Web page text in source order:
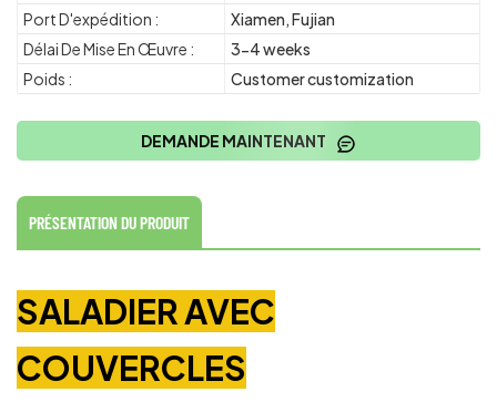
Port D'expédition :
Xiamen, Fujian
Délai De Mise En Œuvre :
3-4 weeks
Poids :
Customer customization
DEMANDE MAINTENANT
PRÉSENTATION DU PRODUIT
SALADIER AVEC
COUVERCLES